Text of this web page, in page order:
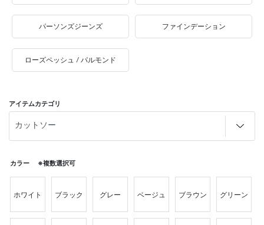
パーソンズジーンズ ファインデーション
ローズペッシュ / パルモンド
アイテムカテゴリ
カラー ※複数選択可
ホワイト ブラック グレー ベージュ ブラウン グリーン